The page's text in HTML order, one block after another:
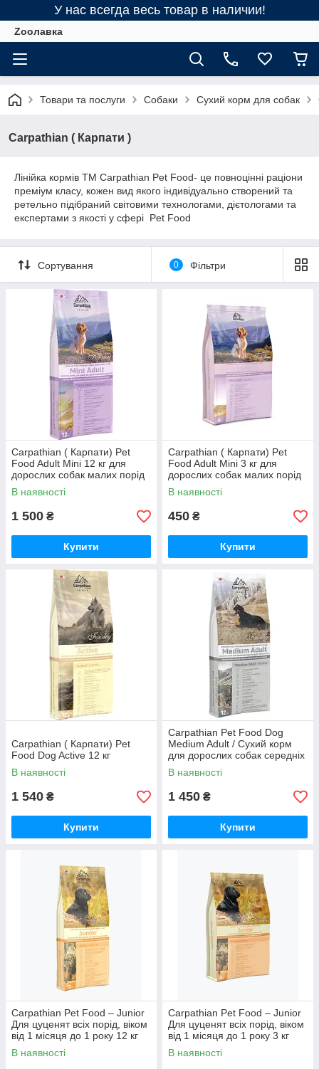
У нас всегда весь товар в наличии!
Zooлавка
Товари та послуги Собаки Сухий корм для собак
Carpathian ( Карпати )
Лінійка кормів ТМ Carpathian Pet Food- це повноцінні раціони
преміум класу, кожен вид якого індивідуально створений та
ретельно підібраний світовими технологами, дієтологами та
експертами з якості у сфері Pet Food
Сортування 0 Фільтри
Carpathian ( Карпати) Pet
Food Adult Mini 12 кг для
дорослих собак малих порід
В наявності
1 500 ₴
Купити
Carpathian ( Карпати) Pet
Food Adult Mini 3 кг для
дорослих собак малих порід
В наявності
450 ₴
Купити
Carpathian ( Карпати) Pet
Food Dog Active 12 кг
В наявності
1 540 ₴
Купити
Carpathian Pet Food Dog
Medium Adult / Сухий корм
для дорослих собак середніх
порід з куркою та палтусом
12 кг
В наявності
1 450 ₴
Купити
Carpathian Pet Food – Junior
Для цуценят всіх порід, віком
від 1 місяця до 1 року 12 кг
В наявності
Carpathian Pet Food – Junior
Для цуценят всіх порід, віком
від 1 місяця до 1 року 3 кг
В наявності